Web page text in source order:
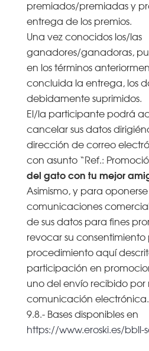
premiados/premiadas y
entrega de los premios.
Una vez conocidos los/las
ganadores/ganadoras,
en los términos
concluida la entrega, los
debidamente suprimidos.
El/la participante podrá
cancelar sus datos
dirección de correo
con asunto “Ref.:
del gato con tu mejor
Asimismo, y para
comunicaciones
de sus datos para fines
revocar su
procedimiento aquí
participación en
uno del envío recibido por
comunicación electrónica.
9.8.- Bases disponibles en
https://www.eroski.es/